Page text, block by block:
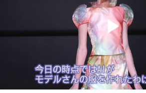
Play